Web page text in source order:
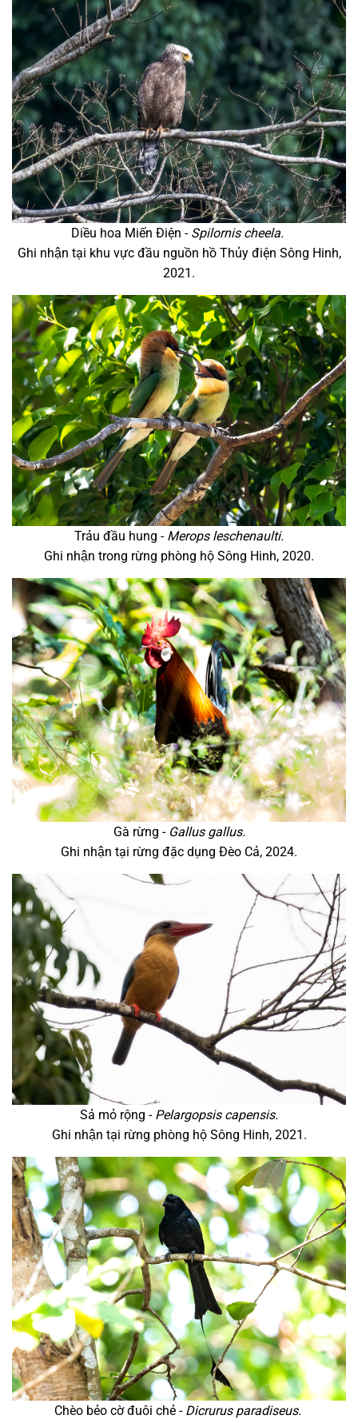
Diều hoa Miến Điện -Spilornis cheela.
Ghi nhận tại khu vực đầu nguồn hồ Thủy điện Sông Hinh,
2021.
Trảu đầu hung -Merops leschenaulti.
Ghi nhận trong rừng phòng hộ Sông Hinh, 2020.
Gà rừng -Gallus gallus.
Ghi nhận tại rừng đặc dụng Đèo Cả, 2024.
Sả mỏ rộng -Pelargopsis capensis.
Ghi nhận tại rừng phòng hộ Sông Hinh, 2021.
Chèo bẻo cờ đuôi chẻ - Dicrurus paradiseus.